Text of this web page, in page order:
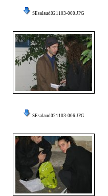
SEsalaud021103-000.JPG
SEsalaud021103-006.JPG